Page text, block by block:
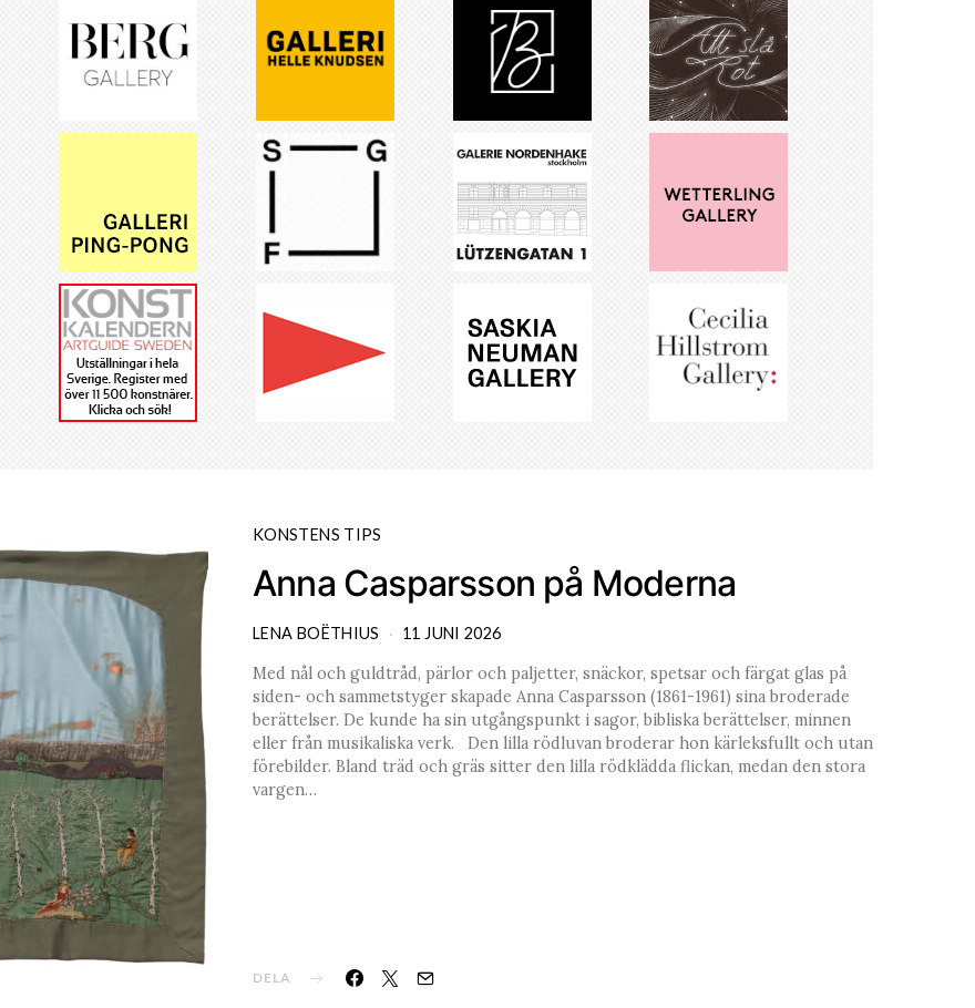
KONSTENS TIPS
Anna Casparsson på Moderna
LENA BOËTHIUS 11 JUNI 2026
Med nål och guldtråd, pärlor och paljetter, snäckor, spetsar och färgat glas på
siden- och sammetstyger skapade Anna Casparsson (1861-1961) sina broderade
berättelser. De kunde ha sin utgångspunkt i sagor, bibliska berättelser, minnen
eller från musikaliska verk. Den lilla rödluvan broderar hon kärleksfullt och utan
förebilder. Bland träd och gräs sitter den lilla rödklädda flickan, medan den stora
vargen…
DELA